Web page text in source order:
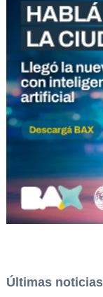
Últimas noticias